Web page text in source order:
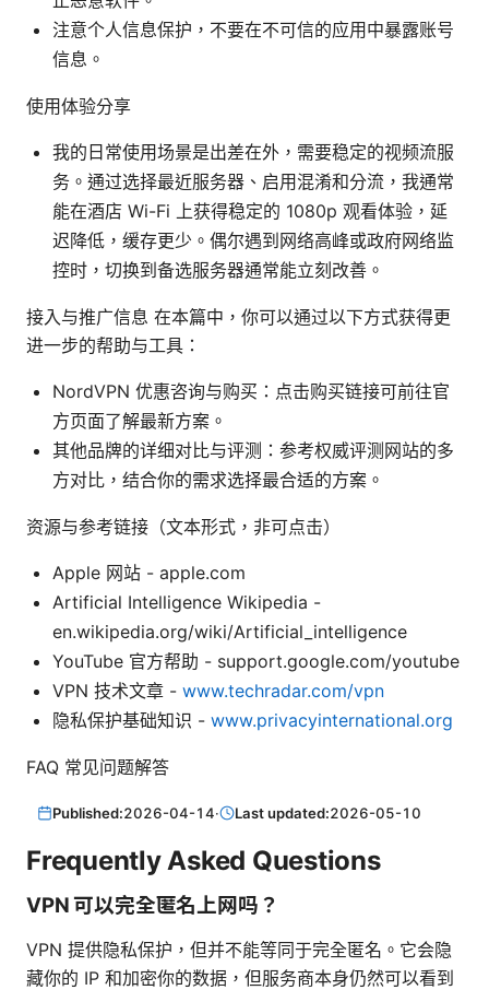
注意个人信息保护，不要在不可信的应用中暴露账号
信息。
使用体验分享
我的日常使用场景是出差在外，需要稳定的视频流服
务。通过选择最近服务器、启用混淆和分流，我通常
能在酒店 Wi-Fi 上获得稳定的 1080p 观看体验，延
迟降低，缓存更少。偶尔遇到网络高峰或政府网络监
控时，切换到备选服务器通常能立刻改善。
接入与推广信息 在本篇中，你可以通过以下方式获得更
进一步的帮助与工具：
NordVPN 优惠咨询与购买：点击购买链接可前往官
方页面了解最新方案。
其他品牌的详细对比与评测：参考权威评测网站的多
方对比，结合你的需求选择最合适的方案。
资源与参考链接（文本形式，非可点击）
Apple 网站 - apple.com
Artificial Intelligence Wikipedia -
en.wikipedia.org/wiki/Artificial_intelligence
YouTube 官方帮助 - support.google.com/youtube
VPN 技术文章 - www.techradar.com/vpn
隐私保护基础知识 - www.privacyinternational.org
FAQ 常见问题解答
Published:2026-04-14· Last updated:2026-05-10
Frequently Asked Questions
VPN 可以完全匿名上网吗？
VPN 提供隐私保护，但并不能等同于完全匿名。它会隐
藏你的 IP 和加密你的数据，但服务商本身仍然可以看到